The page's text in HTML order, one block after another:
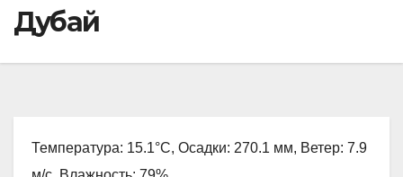
Дубай
Температура: 15.1°C, Осадки: 270.1 мм, Ветер: 7.9